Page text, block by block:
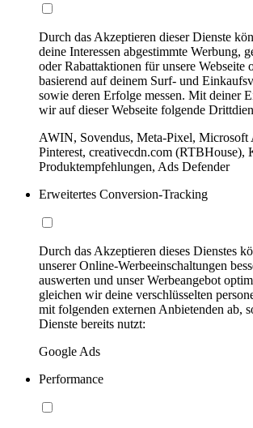
Durch das Akzeptieren dieser Dienste
deine Interessen abgestimmte Werbung,
oder Rabattaktionen für unsere Webseite
basierend auf deinem Surf- und
sowie deren Erfolge messen. Mit deiner
wir auf dieser Webseite folgende
AWIN, Sovendus, Meta-Pixel, Microsoft
Pinterest, creativecdn.com (RTBHouse),
Produktempfehlungen, Ads Defender
Erweitertes Conversion-Tracking
Durch das Akzeptieren dieses Dienstes
unserer Online-Werbeeinschaltungen
auswerten und unser Werbeangebot
gleichen wir deine verschlüsselten
mit folgenden externen Anbietenden ab,
Dienste bereits nutzt:
Google Ads
Performance